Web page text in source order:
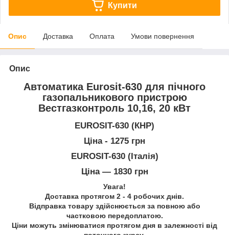
Купити
Опис Доставка Оплата Умови повернення
Опис
Автоматика Eurosit-630 для пічного
газопальникового пристрою
Вестгазконтроль 10,16, 20 кВт
EUROSIT-630 (КНР)
Ціна - 1275 грн
EUROSIT-630 (Італія)
Ціна ― 1830 грн
Увага!
Доставка протягом 2 - 4 робочих днів.
Відправка товару здійснюється за повною або
частковою передоплатою.
Ціни можуть змінюватися протягом дня в залежності від